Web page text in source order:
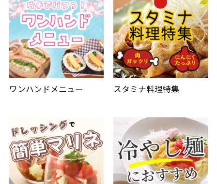
ワンハンドメニュー スタミナ料理特集